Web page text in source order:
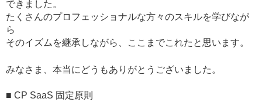
できました。
たくさんのプロフェッショナルな方々のスキルを学びなが
ら
そのイズムを継承しながら、ここまでこれたと思います。
みなさま、本当にどうもありがとうございました。
■ CP SaaS 固定原則